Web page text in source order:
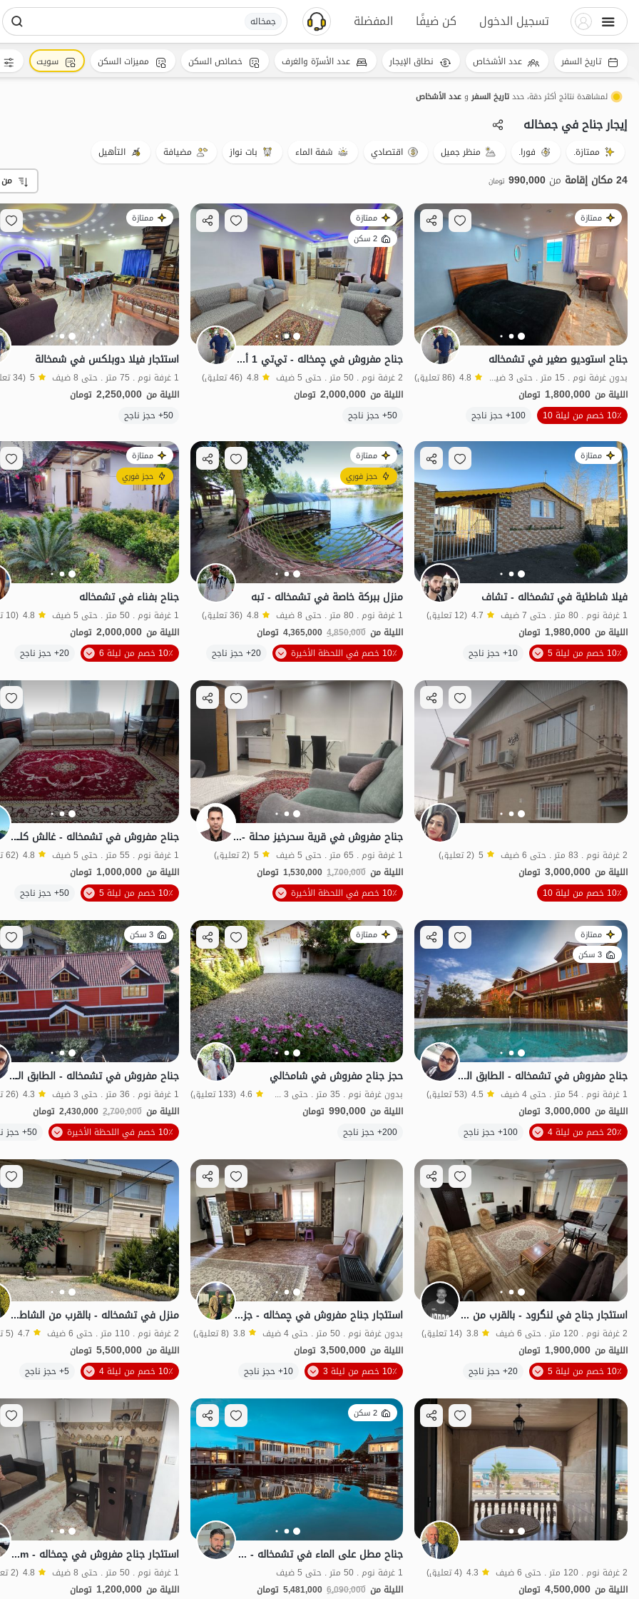
تسجيل الدخول كن ضيفًا المفضلة جمخاله
لمشاهدة نتائج أكثر دقة، حددتاريخ السفروعدد الأشخاص
إيجار جناح في جمخاله
ممتازة. فورا. منظر جميل اقتصادي شفة الماء بات نواز مضيافة التأهيل
24 مكان إقامة من 990,000 تومان
ممتازة
جناح استوديو صغير في تشمخاله
بدون غرفة نوم . 15 متر . حتى 3 ضيف 4.8 (86 تعليق)
الليلة من 1,800,000 تومان
10٪ خصم من ليلة 10
100+ حجز ناجح الموقع على الخريطة
ممتازة
2 سكن
جناح مفروش في چمخاله - تي‌تي 1 أو تي‌تي 3
2 غرفة نوم . 50 متر . حتى 5 ضيف 4.8 (46 تعليق)
الليلة من 2,000,000 تومان
50+ حجز ناجح
الموقع على الخريطة
ممتازة
استئجار فيلا دوبلكس في شمخالة
1 غرفة نوم . 75 متر . حتى 8 ضيف 5 (34 تعليق)
الليلة من 2,250,000 تومان
50+ حجز ناجح
ممتازة
فيلا شاطئية في تشمخاله - تشاف
1 غرفة نوم . 80 متر . حتى 7 ضيف 4.7 (12 تعليق)
الليلة من 1,980,000 تومان
10٪ خصم من ليلة 5
10+ حجز ناجح شفة الماء الموقع على الخريطة
ممتازة
حجز فوري
منزل ببركة خاصة في تشمخاله - تبه
1 غرفة نوم . 80 متر . حتى 8 ضيف 4.8 (36 تعليق)
الليلة من 4,850,000
4,365,000 تومان
10٪ خصم في اللحظة الأخيرة
20+ حجز ناجح شفة الماء خاص
ممتازة
حجز فوري
جناح بفناء في تشمخاله
1 غرفة نوم . 50 متر . حتى 5 ضيف 4.8 (10 تعليق)
الليلة من 2,000,000 تومان
10٪ خصم من ليلة 6
20+ حجز ناجح
2 غرفة نوم . 83 متر . حتى 6 ضيف 5 (2 تعليق)
الليلة من 3,000,000 تومان
10٪ خصم من ليلة 10
الموقع على الخريطة
جناح مفروش في قرية سحرخيز محلة - الطابق الأرضي
1 غرفة نوم . 65 متر . حتى 5 ضيف 5 (2 تعليق)
الليلة من 1,700,000
1,530,000 تومان
10٪ خصم في اللحظة الأخيرة
بات نواز
جناح مفروش في تشمخاله - غالش كلامي
1 غرفة نوم . 55 متر . حتى 5 ضيف 4.8 (62 تعليق)
الليلة من 1,000,000 تومان
10٪ خصم من ليلة 5
50+ حجز ناجح
ممتازة
3 سكن
جناح مفروش في تشمخاله - الطابق الثاني
1 غرفة نوم . 54 متر . حتى 4 ضيف 4.5 (53 تعليق)
الليلة من 3,000,000 تومان
20٪ خصم من ليلة 4
100+ حجز ناجح الموقع على الخريطة
ممتازة
حجز جناح مفروش في شامخالي
بدون غرفة نوم . 35 متر . حتى 3 ضيف 4.6 (133 تعليق)
الليلة من 990,000 تومان
200+ حجز ناجح
اقتصادي
3 سكن
جناح مفروش في تشمخاله - الطابق الأرضي
1 غرفة نوم . 36 متر . حتى 3 ضيف 4.3 (26 تعليق)
الليلة من 2,700,000
2,430,000 تومان
10٪ خصم في اللحظة الأخيرة
50+ حجز ناجح
استئجار جناح في لنگرود - بالقرب من شاطئ شمخالي
2 غرفة نوم . 120 متر . حتى 6 ضيف 3.8 (14 تعليق)
الليلة من 1,900,000 تومان
10٪ خصم من ليلة 5
20+ حجز ناجح الموقع على الخريطة
استئجار جناح مفروش في چمخاله - جزيرة أرشية
بدون غرفة نوم . 50 متر . حتى 4 ضيف 3.8 (8 تعليق)
الليلة من 3,500,000 تومان
10٪ خصم من ليلة 3
10+ حجز ناجح الموقع على الخريطة
منزل في تشمخاله - بالقرب من الشاطئ - الوحدة 2
2 غرفة نوم . 110 متر . حتى 6 ضيف 4.7 (5 تعليق)
الليلة من 5,500,000 تومان
10٪ خصم من ليلة 4
5+ حجز ناجح
2 غرفة نوم . 120 متر . حتى 6 ضيف 4.3 (4 تعليق)
الليلة من 4,500,000 تومان
2 سكن
جناح مطل على الماء في تشمخاله - جزيرة أرشيا
1 غرفة نوم . 50 متر . حتى 5 ضيف
الليلة من 6,090,000
5,481,000 تومان
استئجار جناح مفروش في چمخاله - Galshkalam
1 غرفة نوم . 50 متر . حتى 8 ضيف 4.8 (2 تعليق)
الليلة من 1,200,000 تومان
تاريخ السفر عدد الأشخاص نطاق الإيجار عدد الأسرّة والغرف خصائص السكن مميزات السكن سويت